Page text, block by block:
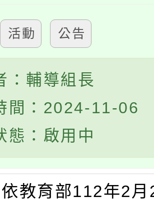
活動 公告
：輔導組長
間：2024-11-06
態：啟用中
依教育部112年2